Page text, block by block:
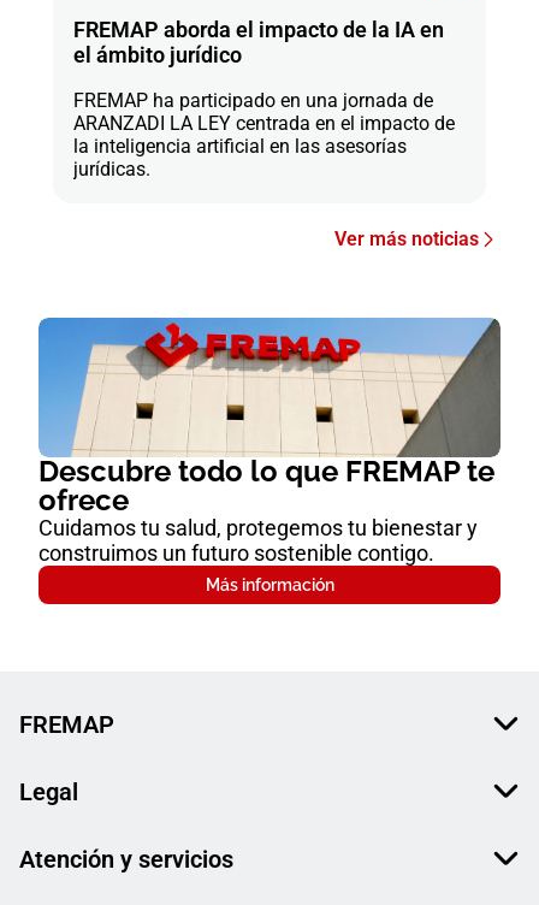
FREMAP aborda el impacto de la IA en
el ámbito jurídico
FREMAP ha participado en una jornada de
ARANZADI LA LEY centrada en el impacto de
la inteligencia artificial en las asesorías
jurídicas.
Ver más noticias
Descubre todo lo que FREMAP te
ofrece
Cuidamos tu salud, protegemos tu bienestar y
construimos un futuro sostenible contigo.
Más información
FREMAP
Legal
Atención y servicios